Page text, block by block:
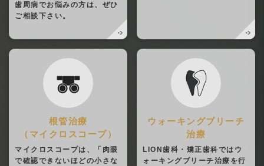
歯周病でお悩みの方は、ぜひ
ご相談下さい。
根管治療
（マイクロスコープ）
マイクロスコープは、「肉眼
で確認できないほどの小さな
ウォーキングブリーチ
治療
LION歯科・矯正歯科ではウ
ォーキングブリーチ治療を行